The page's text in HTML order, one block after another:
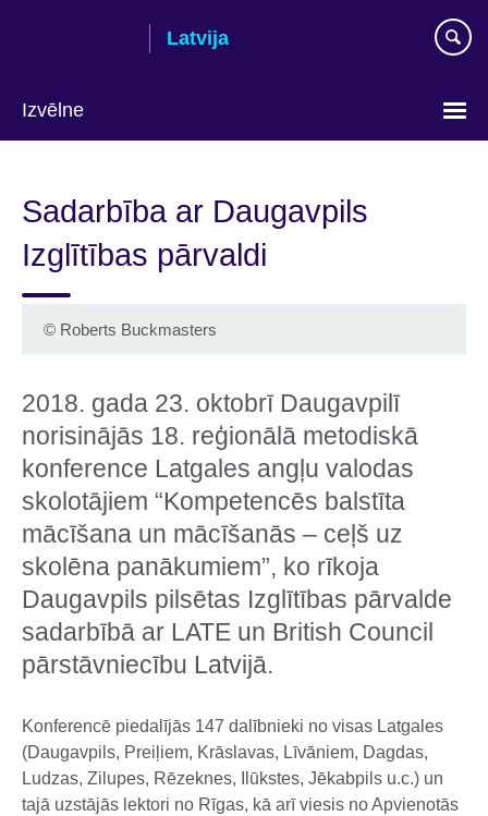
Latvija
Izvēlne
Sadarbība ar Daugavpils
Izglītības pārvaldi
© Roberts Buckmasters
2018. gada 23. oktobrī Daugavpilī
norisinājās 18. reģionālā metodiskā
konference Latgales angļu valodas
skolotājiem “Kompetencēs balstīta
mācīšana un mācīšanās – ceļš uz
skolēna panākumiem”, ko rīkoja
Daugavpils pilsētas Izglītības pārvalde
sadarbībā ar LATE un British Council
pārstāvniecību Latvijā.
Konferencē piedalījās 147 dalībnieki no visas Latgales
(Daugavpils, Preiļiem, Krāslavas, Līvāniem, Dagdas,
Ludzas, Zilupes, Rēzeknes, Ilūkstes, Jēkabpils u.c.) un
tajā uzstājās lektori no Rīgas, kā arī viesis no Apvienotās